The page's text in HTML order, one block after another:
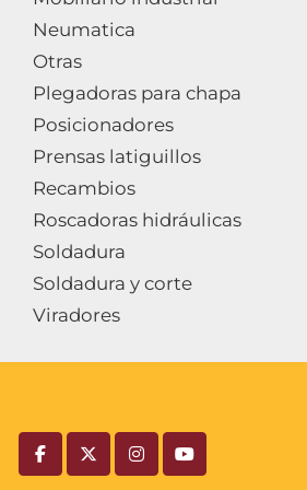
Neumatica
Otras
Plegadoras para chapa
Posicionadores
Prensas latiguillos
Recambios
Roscadoras hidráulicas
Soldadura
Soldadura y corte
Viradores
facebooktwitterinstagramyoutube